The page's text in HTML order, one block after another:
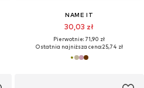
NAME IT
30,03 zł
Pierwotnie: 71,90 zł
Ostatnia najniższa cena:25,74 zł